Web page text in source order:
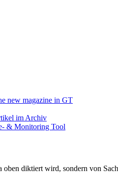
new magazine in GT
im Archiv
diktiert wird, sondern von